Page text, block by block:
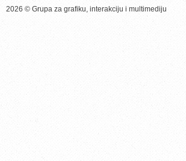
2026 © Grupa za grafiku, interakciju i multimediju